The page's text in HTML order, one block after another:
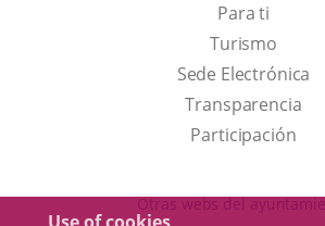
Para ti
TurismoThis
link
will
open
a
Sede Electrónica
Transparencia
Participación
Otras webs del